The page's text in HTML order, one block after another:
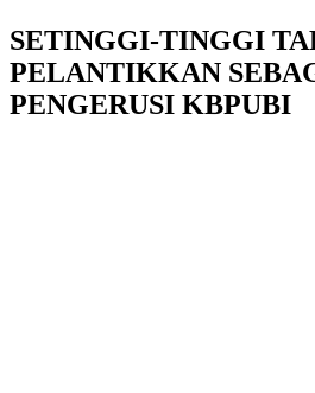
SETINGGI-TINGGI
PELANTIKKAN
PENGERUSI KBPUBI